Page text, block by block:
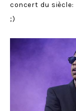
concert du siècle:
;)